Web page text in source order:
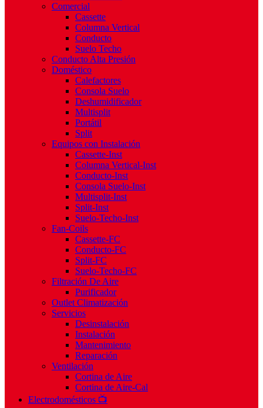
Comercial
Cassette
Columna Vertical
Conducto
Suelo Techo
Conducto Alta Presión
Doméstico
Calefactores
Consola Suelo
Deshumidificador
Multisplit
Portátil
Split
Equipos con Instalación
Cassette-Inst
Columna Vertical-Inst
Conducto-Inst
Consola Suelo-Inst
Multisplit-Inst
Split-Inst
Suelo-Techo-Inst
Fan-Coils
Cassette-FC
Conducto-FC
Split-FC
Suelo-Techo-FC
Filtración De Aire
Purificador
Outlet Climatización
Servicios
Desinstalación
Instalación
Mantenimiento
Reparación
Ventilación
Cortina de Aire
Cortina de Aire-Cal
Electrodomésticos 📺